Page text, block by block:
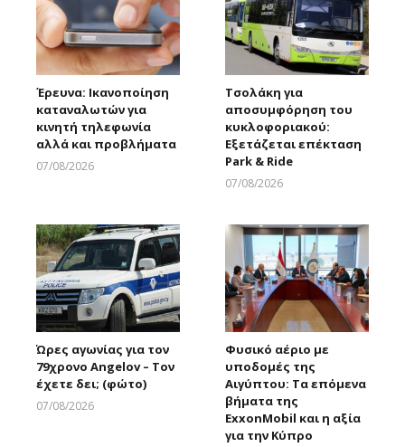
Έρευνα: Ικανοποίηση
καταναλωτών για
κινητή τηλεφωνία
αλλά και προβλήματα
07/08/2026
Τσολάκη για
αποσυμφόρηση του
κυκλοφοριακού:
Εξετάζεται επέκταση
Park & Ride
07/08/2026
Ώρες αγωνίας για τον
79χρονο Angelov – Τον
έχετε δει; (φώτο)
07/08/2026
Φυσικό αέριο με
υποδομές της
Αιγύπτου: Τα επόμενα
βήματα της
ExxonMobil και η αξία
για την Κύπρο